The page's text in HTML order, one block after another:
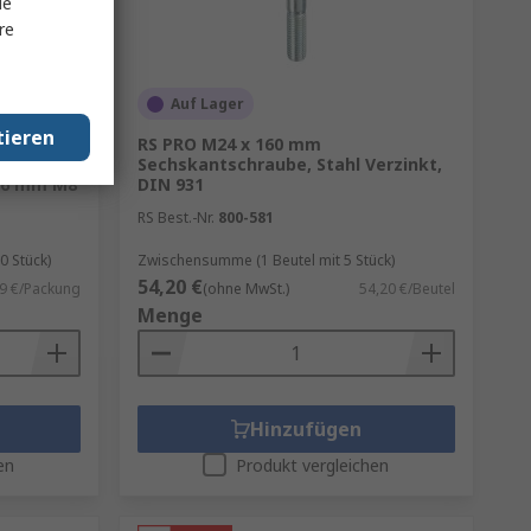
mm M8
Stück)
€/Packung
Auf Lager
RS PRO M24 x 160 mm
Sechskantschraube, Stahl Verzinkt,
DIN 931
RS Best.-Nr. 800-581
Zwischensumme (1 Beutel mit 5 Stück)
54,20 €(ohne MwSt.) 54,20 €/Beutel
Menge
Hinzufügen
Produkt vergleichen